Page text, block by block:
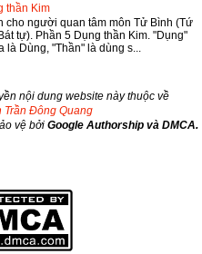
thần Kim
cho người quan tâm môn Tử Bình (Tứ
tự). Phần 5 Dụng thần Kim. "Dụng"
là Dùng, "Thần" là dùng s...
nội dung website này thuộc về
Trần Đông Quang
vệ bởi Google Authorship và DMCA.